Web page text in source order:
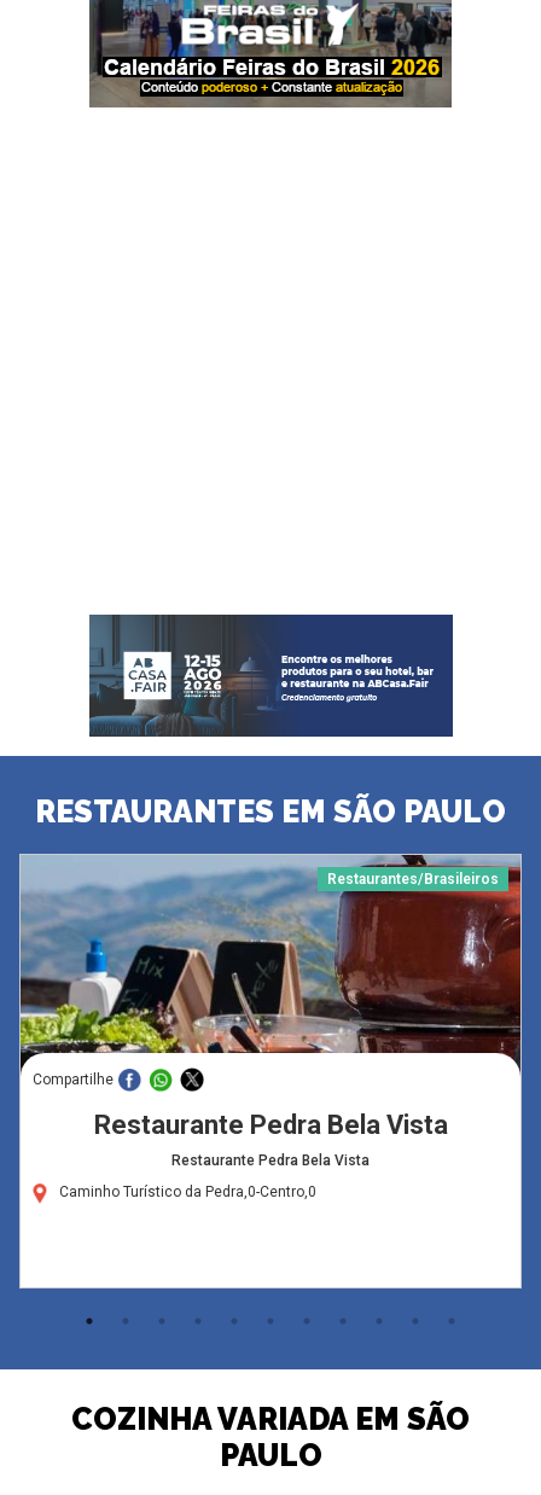
RESTAURANTES EM SÃO PAULO
Restaurantes/Brasileiros
Compartilhe
Restaurante Pedra Bela Vista
Restaurante Pedra Bela Vista
Caminho Turístico da Pedra,0-Centro,0
COZINHA VARIADA EM SÃO
PAULO